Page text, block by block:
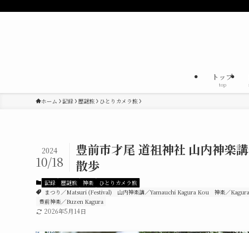
トップ
top
ホーム 記録 歴謎旅 ひとりカメラ旅
豊前市才尾 道祖神社 山内神楽
散歩
2024
10/18
記録 歴謎旅 神楽
ひとりカメラ旅
まつり／Matsuri (Festival)
山内神楽講／Yamauchi Kagura Kou 神楽／Kagura
豊前神楽／Buzen Kagura
2026年5月14日